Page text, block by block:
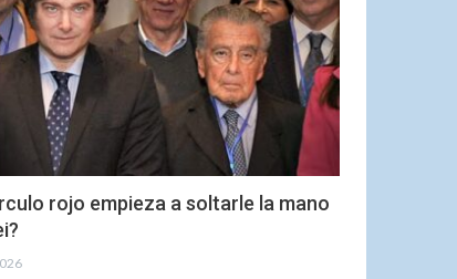
rojo empieza a soltarle la mano